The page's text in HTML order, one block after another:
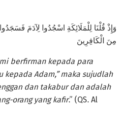
وَإِذْ قُلْنَا لِلْمَلَائِكَةِ اسْجُدُوا لِآدَمَ
مِنَ الْكَافِرِينَ
berfirman kepada para
kepada Adam,” maka sujudlah
dan takabur dan adalah
orang yang kafir.” (QS. Al